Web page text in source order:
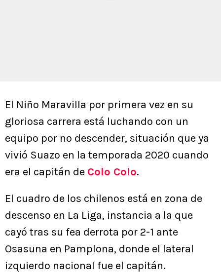
El Niño Maravilla por primera vez en su
gloriosa carrera está luchando con un
equipo por no descender, situación que ya
vivió Suazo en la temporada 2020 cuando
era el capitán de Colo Colo.
El cuadro de los chilenos está en zona de
descenso en La Liga, instancia a la que
cayó tras su fea derrota por 2-1 ante
Osasuna en Pamplona, donde el lateral
izquierdo nacional fue el capitán.